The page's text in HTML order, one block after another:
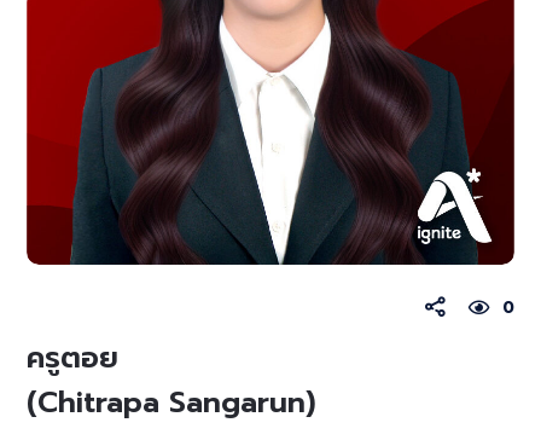
0
ครูตอย
(Chitrapa Sangarun)